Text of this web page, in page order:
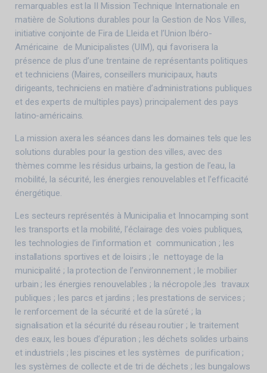
remarquables est la II Mission Technique Internationale en
matière de Solutions durables pour la Gestion de Nos Villes,
initiative conjointe de Fira de Lleida et l’Union Ibéro-
Américaine de Municipalistes (UIM), qui favorisera la
présence de plus d’une trentaine de représentants politiques
et techniciens (Maires, conseillers municipaux, hauts
dirigeants, techniciens en matière d’administrations publiques
et des experts de multiples pays) principalement des pays
latino-américains.
La mission axera les séances dans les domaines tels que les
solutions durables pour la gestion des villes, avec des
thèmes comme les résidus urbains, la gestion de l’eau, la
mobilité, la sécurité, les énergies renouvelables et l’efficacité
énergétique.
Les secteurs représentés à Municipalia et Innocamping sont
les transports et la mobilité, l’éclairage des voies publiques,
les technologies de l’information et communication ; les
installations sportives et de loisirs ; le nettoyage de la
municipalité ; la protection de l’environnement ; le mobilier
urbain ; les énergies renouvelables ; la nécropole ;les travaux
publiques ; les parcs et jardins ; les prestations de services ;
le renforcement de la sécurité et de la sûreté ; la
signalisation et la sécurité du réseau routier ; le traitement
des eaux, les boues d’épuration ; les déchets solides urbains
et industriels ; les piscines et les systèmes de purification ;
les systèmes de collecte et de tri de déchets ; les bungalows